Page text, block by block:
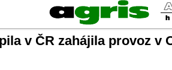
v ČR zahájila provoz v